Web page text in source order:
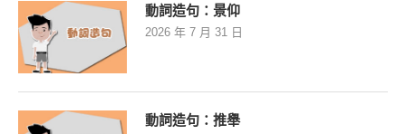
動詞造句：景仰
2026 年 7 月 31 日
動詞造句：推舉